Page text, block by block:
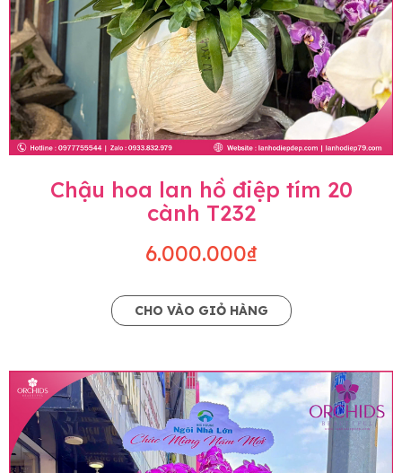
Chậu hoa lan hồ điệp tím 20
cành T232
6.000.000₫
CHO VÀO GIỎ HÀNG